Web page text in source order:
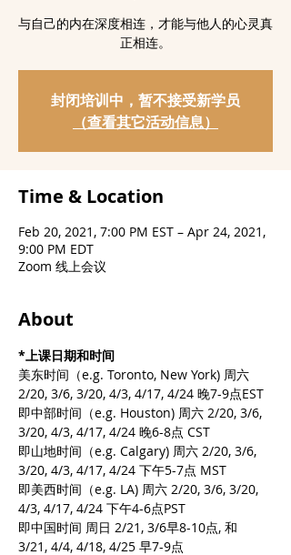
与自己的内在深度相连，才能与他人的心灵真
正相连。
封闭培训中，暂不接受新学员
（查看其它活动信息）
Time & Location
Feb 20, 2021, 7:00 PM EST – Apr 24, 2021,
9:00 PM EDT
Zoom 线上会议
About
*上课日期和时间
美东时间（e.g. Toronto, New York) 周六
2/20, 3/6, 3/20, 4/3, 4/17, 4/24 晚7-9点EST
即中部时间（e.g. Houston) 周六 2/20, 3/6,
3/20, 4/3, 4/17, 4/24 晚6-8点 CST
即山地时间（e.g. Calgary) 周六 2/20, 3/6,
3/20, 4/3, 4/17, 4/24 下午5-7点 MST
即美西时间（e.g. LA) 周六 2/20, 3/6, 3/20,
4/3, 4/17, 4/24 下午4-6点PST
即中国时间 周日 2/21, 3/6早8-10点, 和
3/21, 4/4, 4/18, 4/25 早7-9点